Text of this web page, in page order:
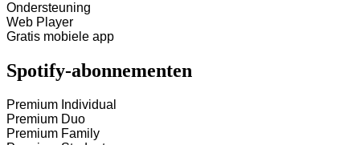
Ondersteuning
Web Player
Gratis mobiele app
Spotify-abonnementen
Premium Individual
Premium Duo
Premium Family